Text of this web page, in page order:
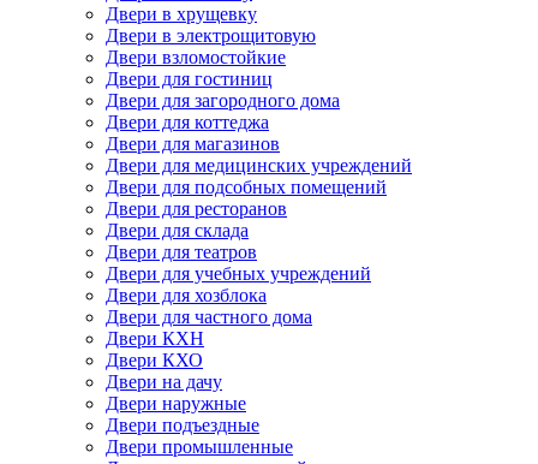
Двери в хрущевку
Двери в электрощитовую
Двери взломостойкие
Двери для гостиниц
Двери для загородного дома
Двери для коттеджа
Двери для магазинов
Двери для медицинских учреждений
Двери для подсобных помещений
Двери для ресторанов
Двери для склада
Двери для театров
Двери для учебных учреждений
Двери для хозблока
Двери для частного дома
Двери КХН
Двери КХО
Двери на дачу
Двери наружные
Двери подъездные
Двери промышленные